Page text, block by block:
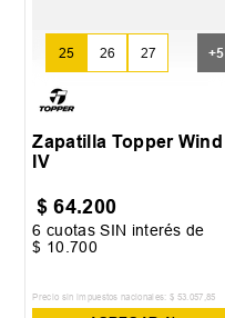
25 26 27 +5
Zapatilla Topper Wind
IV
$ 64.200
6 cuotas SIN interés de
$ 10 .700
Precio sin impuestos nacionales: $ 53 057 85